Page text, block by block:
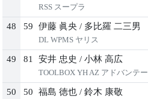
RSS スープラ
48 59 伊藤 眞央 / 多比羅 二三男
DL WPMS ヤリス
49 81 安井 忠史 / 小林 高広
TOOLBOX YH AZ アドバンテージ トレノ
50 50 福島 徳也 / 鈴木 康敬